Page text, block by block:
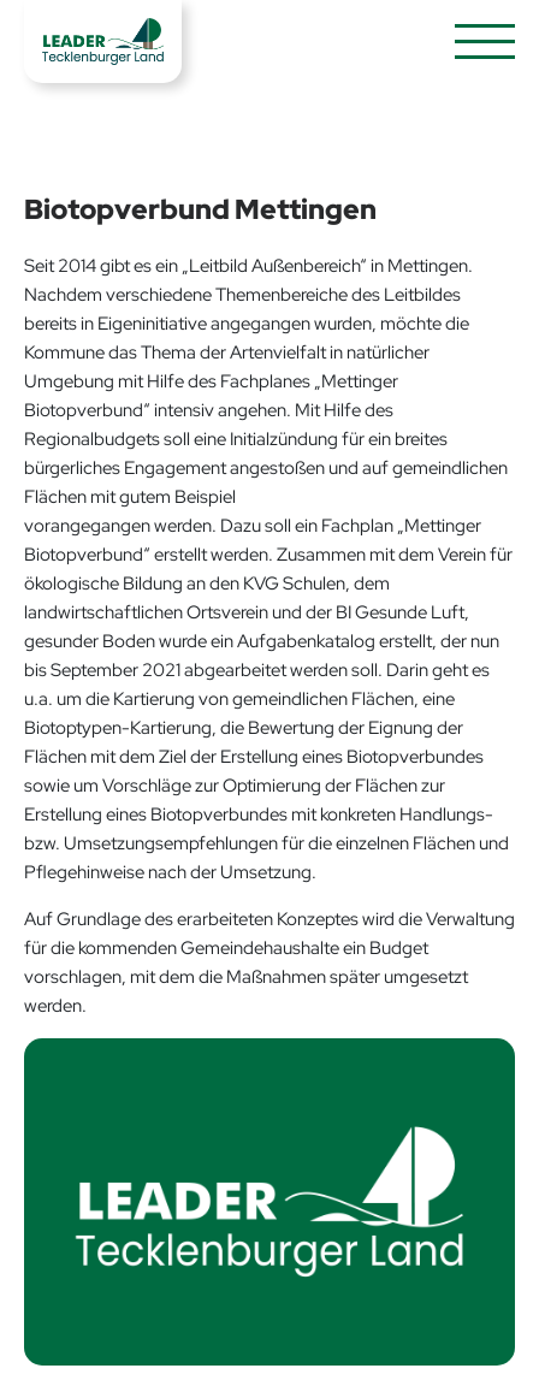
Biotopverbund Mettingen
Seit 2014 gibt es ein „Leitbild Außenbereich“ in Mettingen.
Nachdem verschiedene Themenbereiche des Leitbildes
bereits in Eigeninitiative angegangen wurden, möchte die
Kommune das Thema der Artenvielfalt in natürlicher
Umgebung mit Hilfe des Fachplanes „Mettinger
Biotopverbund“ intensiv angehen. Mit Hilfe des
Regionalbudgets soll eine Initialzündung für ein breites
bürgerliches Engagement angestoßen und auf gemeindlichen
Flächen mit gutem Beispiel
vorangegangen werden. Dazu soll ein Fachplan „Mettinger
Biotopverbund“ erstellt werden. Zusammen mit dem Verein für
ökologische Bildung an den KVG Schulen, dem
landwirtschaftlichen Ortsverein und der BI Gesunde Luft,
gesunder Boden wurde ein Aufgabenkatalog erstellt, der nun
bis September 2021 abgearbeitet werden soll. Darin geht es
u.a. um die Kartierung von gemeindlichen Flächen, eine
Biotoptypen-Kartierung, die Bewertung der Eignung der
Flächen mit dem Ziel der Erstellung eines Biotopverbundes
sowie um Vorschläge zur Optimierung der Flächen zur
Erstellung eines Biotopverbundes mit konkreten Handlungs-
bzw. Umsetzungsempfehlungen für die einzelnen Flächen und
Pflegehinweise nach der Umsetzung.
Auf Grundlage des erarbeiteten Konzeptes wird die Verwaltung
für die kommenden Gemeindehaushalte ein Budget
vorschlagen, mit dem die Maßnahmen später umgesetzt
werden.